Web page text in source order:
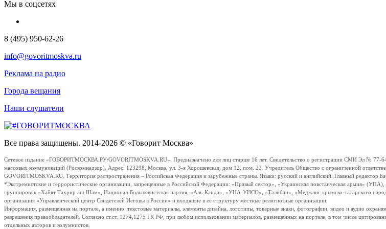
Мы в соцсетях
8 (495) 950-62-26
info@govoritmoskva.ru
Реклама на радио
Города вещания
Наши слушатели
Все права защищены. 2014-2026 © «Говорит Москва»
Сетевое издание «ГОВОРИТМОСКВА.РУ/GOVORITMOSKVA.RU». Предназначено для лиц старше 16 лет. Свидетельство о регистрации СМИ Эл № 77-
массовых коммуникаций (Роскомнадзор). Адрес: 123298, Москва, ул. 3-я Хорошевская, дом 12, пом. 22. Учредитель Общество с ограниченной
GOVORITMOSKVA.RU. Территория распространения – Российская Федерация и зарубежные страны. Языки: русский и английский. Главный
*Экстремистские и террористические организации, запрещенные в Российской Федерации: «Правый сектор», «Украинская повстанческая
группировок «Хайят Тахрир аш-Шам», Национал-Большевистская партия, «Аль-Каида», «УНА-УНСО», «Талибан», «Меджлис крымско-татарского
организация «Управленческий центр Свидетелей Иеговы в России» и входящие в ее структуру местные религиозные организации.
Информация, размещенная на портале, а именно: текстовые материалы, элементы дизайна, логотипы, товарные знаки, фотографии, видео и аудио
разрешения правообладателей. Согласно ст.ст. 1274,1275 ГК РФ, при любом использовании материалов, размещенных на портале, в том числе
отдельных авторов и колумнистов.